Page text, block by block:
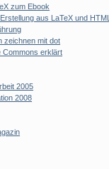
zum Ebook
aus LaTeX und HTML
zeichnen mit dot
Commons erklärt
2005
2008